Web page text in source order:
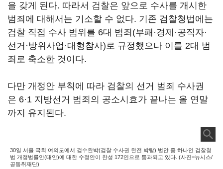
을 갖게 된다. 따라서 검찰은 앞으로 수사를 개시한
범죄에 대해서는 기소할 수 없다. 기존 검찰청법에는
검찰 직접 수사 범위를 6대 범죄(부패·경제·공직자·
선거·방위사업·대형참사)로 규정했으나 이를 2대 범
죄로 축소한 것이다.
다만 개정안 부칙에 따라 검찰의 선거 범죄 수사권
은 6·1 지방선거 범죄의 공소시효가 끝나는 올 연말
까지 유지된다.
30일 서울 국회 여의도에서 검수완박(검찰 수사권 완전 박탈) 법안 중 하나인 검찰청
법 개정법률안(대안)에 대한 수정안이 찬성 172인으로 통과되고 있다. (사진=뉴시스/
공동취재단)